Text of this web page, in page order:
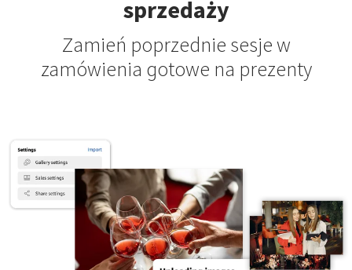
sprzedaży
Zamień poprzednie sesje w
zamówienia gotowe na prezenty